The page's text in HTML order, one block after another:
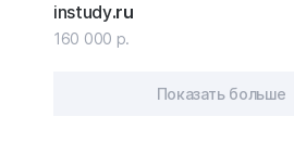
instudy.ru
160 000 р.
Показать больше